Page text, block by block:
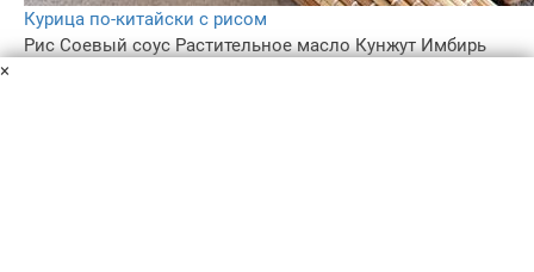
Курица по-китайски с рисом
Рис Соевый соус Растительное масло Кунжут Имбирь
×